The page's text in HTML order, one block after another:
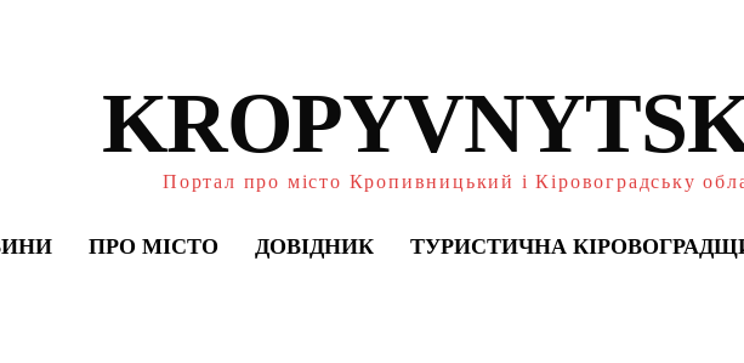
Портал про місто Кропивницький і Кіровоградську
ПРО МІСТО ДОВІДНИК ТУРИСТИЧНА